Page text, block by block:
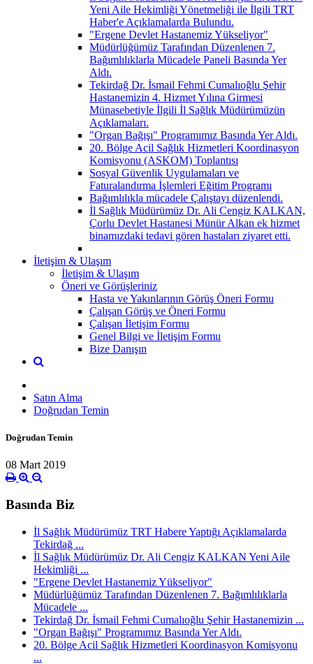
Yeni Aile Hekimliği Yönetmeliği ile İlgili TRT
Haber'e Açıklamalarda Bulundu.
"Ergene Devlet Hastanemiz Yükseliyor"
Müdürlüğümüz Tarafından Düzenlenen 7.
Bağımlılıklarla Mücadele Paneli Basında Yer
Aldı.
Tekirdağ Dr. İsmail Fehmi Cumalıoğlu Şehir
Hastanemizin 4. Hizmet Yılına Girmesi
Münasebetiyle İlgili İl Sağlık Müdürümüzün
Açıklamaları.
"Organ Bağışı" Programımız Basında Yer Aldı.
20. Bölge Acil Sağlık Hizmetleri Koordinasyon
Komisyonu (ASKOM) Toplantısı
Sosyal Güvenlik Uygulamaları ve
Faturalandırma İşlemleri Eğitim Programı
Bağımlılıkla mücadele Çalıştayı düzenlendi.
İl Sağlık Müdürümüz Dr. Ali Cengiz KALKAN,
Çorlu Devlet Hastanesi Münür Alkan ek hizmet
binamızdaki tedavi gören hastaları ziyaret etti.
İletişim & Ulaşım
İletişim & Ulaşım
Öneri ve Görüşleriniz
Hasta ve Yakınlarının Görüş Öneri Formu
Çalışan Görüş ve Öneri Formu
Çalışan İletişim Formu
Genel Bilgi ve İletişim Formu
Bize Danışın
Satın Alma
Doğrudan Temin
Doğrudan Temin
08 Mart 2019
Basında Biz
İl Sağlık Müdürümüz TRT Habere Yaptığı Açıklamalarda
Tekirdağ ...
İl Sağlık Müdürümüz Dr. Ali Cengiz KALKAN Yeni Aile
Hekimliği ...
"Ergene Devlet Hastanemiz Yükseliyor"
Müdürlüğümüz Tarafından Düzenlenen 7. Bağımlılıklarla
Mücadele ...
Tekirdağ Dr. İsmail Fehmi Cumalıoğlu Şehir Hastanemizin ...
"Organ Bağışı" Programımız Basında Yer Aldı.
20. Bölge Acil Sağlık Hizmetleri Koordinasyon Komisyonu
...